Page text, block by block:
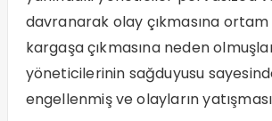
davranarak olay çıkmasına ortam
kargaşa çıkmasına neden
yöneticilerinin sağduyusu
engellenmiş ve olayların